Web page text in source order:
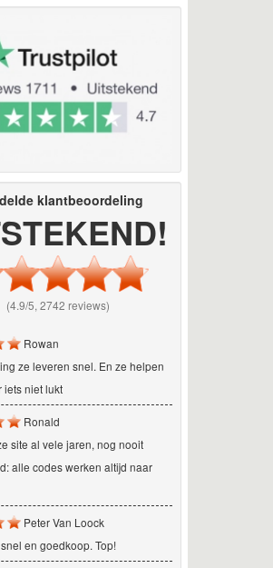
klantbeoordeling
(4.9/5, 2742 reviews)
Rowan
ze leveren snel. En ze helpen
iets niet lukt
Ronald
site al vele jaren, nog nooit
alle codes werken altijd naar
Peter Van Loock
en goedkoop. Top!